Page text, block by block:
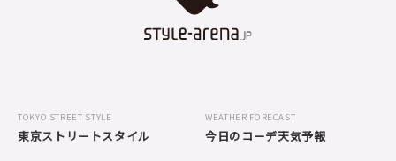
TOKYO STREET STYLE
東京ストリートスタイル
WEATHER FORECAST
今日のコーデ天気予報